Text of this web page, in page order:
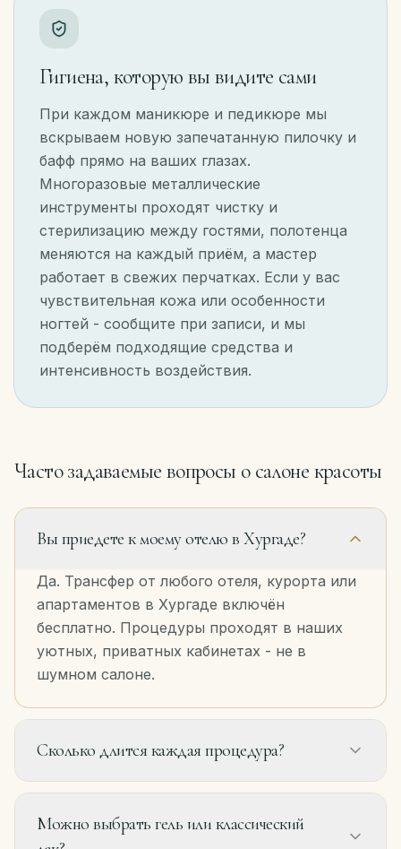
Гигиена, которую вы видите сами
При каждом маникюре и педикюре мы
вскрываем новую запечатанную пилочку и
бафф прямо на ваших глазах.
Многоразовые металлические
инструменты проходят чистку и
стерилизацию между гостями, полотенца
меняются на каждый приём, а мастер
работает в свежих перчатках. Если у вас
чувствительная кожа или особенности
ногтей - сообщите при записи, и мы
подберём подходящие средства и
интенсивность воздействия.
Часто задаваемые вопросы о салоне красоты
Вы приедете к моему отелю в Хургаде?
Да. Трансфер от любого отеля, курорта или
апартаментов в Хургаде включён
бесплатно. Процедуры проходят в наших
уютных, приватных кабинетах - не в
шумном салоне.
Сколько длится каждая процедура?
Можно выбрать гель или классический